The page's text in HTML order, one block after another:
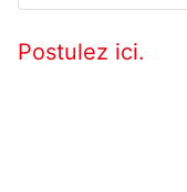
Postulez ici.